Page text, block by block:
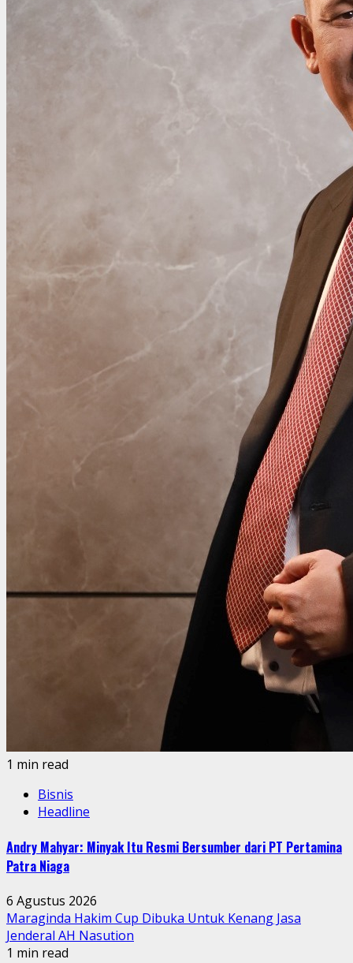
1 min read
Bisnis
Headline
Andry Mahyar: Minyak Itu Resmi Bersumber dari PT Pertamina
Patra Niaga
6 Agustus 2026
Maraginda Hakim Cup Dibuka Untuk Kenang Jasa
Jenderal AH Nasution
1 min read